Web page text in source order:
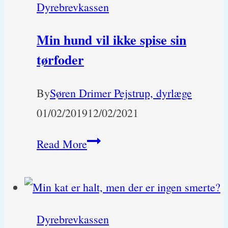
Dyrebrevkassen
Min hund vil ikke spise sin
tørfoder
BySøren Drimer Pejstrup, dyrlæge
01/02/201912/02/2021
Read MoreMin
vil
spise
Dyrebrevkassen